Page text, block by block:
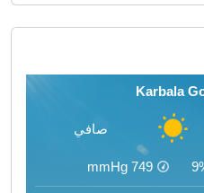
Karbala
صافي
749
mmHg